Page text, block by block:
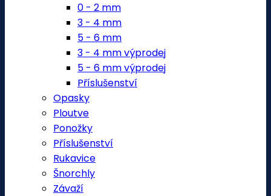
0 - 2 mm
3 - 4 mm
5 - 6 mm
3 - 4 mm výprodej
5 - 6 mm výprodej
Příslušenství
Opasky
Ploutve
Ponožky
Příslušenství
Rukavice
Šnorchly
Závaží